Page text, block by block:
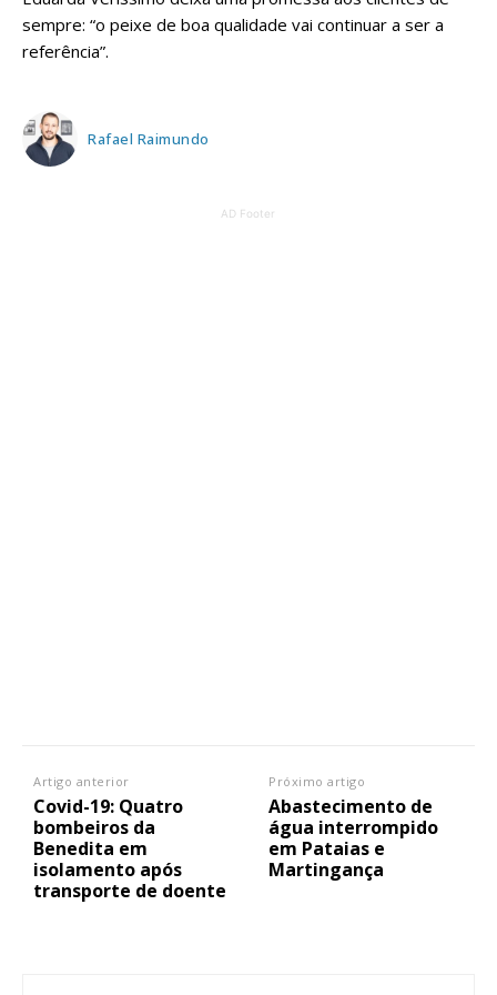
sempre: “o peixe de boa qualidade vai continuar a ser a
referência”.
Rafael Raimundo
AD Footer
Artigo anterior
Covid-19: Quatro
bombeiros da
Benedita em
isolamento após
transporte de doente
Próximo artigo
Abastecimento de
água interrompido
em Pataias e
Martingança